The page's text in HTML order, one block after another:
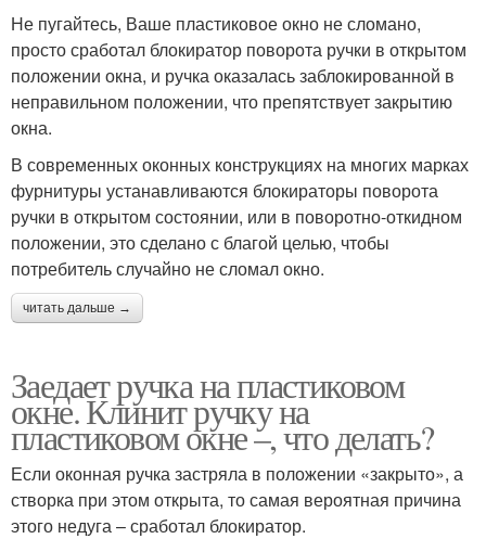
Не пугайтесь, Ваше пластиковое окно не сломано,
просто сработал блокиратор поворота ручки в открытом
положении окна, и ручка оказалась заблокированной в
неправильном положении, что препятствует закрытию
окна.
В современных оконных конструкциях на многих марках
фурнитуры устанавливаются блокираторы поворота
ручки в открытом состоянии, или в поворотно-откидном
положении, это сделано с благой целью, чтобы
потребитель случайно не сломал окно.
читать дальше →
Заедает ручка на пластиковом
окне. Клинит ручку на
пластиковом окне –, что делать?
Если оконная ручка застряла в положении «закрыто», а
створка при этом открыта, то самая вероятная причина
этого недуга – сработал блокиратор.